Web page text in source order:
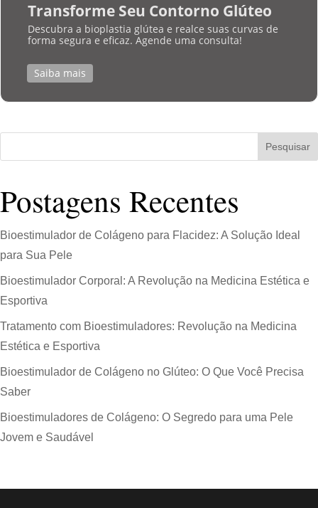
Transforme Seu Contorno Glúteo
Descubra a bioplastia glútea e realce suas curvas de
forma segura e eficaz. Agende uma consulta!
Saiba mais
Pesquisar
Postagens Recentes
Bioestimulador de Colágeno para Flacidez: A Solução Ideal
para Sua Pele
Bioestimulador Corporal: A Revolução na Medicina Estética e
Esportiva
Tratamento com Bioestimuladores: Revolução na Medicina
Estética e Esportiva
Bioestimulador de Colágeno no Glúteo: O Que Você Precisa
Saber
Bioestimuladores de Colágeno: O Segredo para uma Pele
Jovem e Saudável